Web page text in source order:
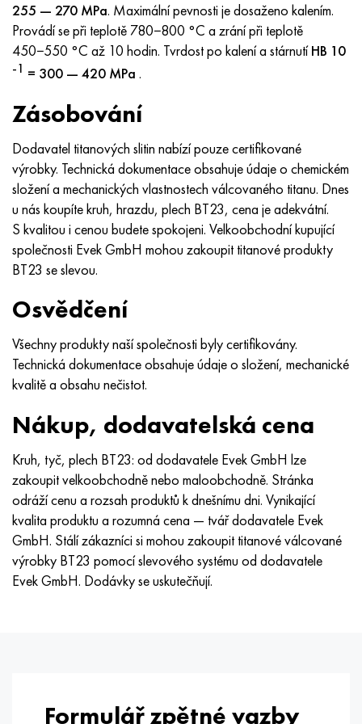
255 — 270 MPa. Maximální pevnosti je dosaženo kalením.
Provádí se při teplotě 780−800 °C a zrání při teplotě
450−550 °C až 10 hodin. Tvrdost po kalení a stárnutíHB 10
-1 = 300 — 420 MPa .
Zásobování
Dodavatel titanových slitin nabízí pouze certifikované
výrobky. Technická dokumentace obsahuje údaje o chemickém
složení a mechanických vlastnostech válcovaného titanu. Dnes
u nás koupíte kruh, hrazdu, plech BT23, cena je adekvátní.
S kvalitou i cenou budete spokojeni. Velkoobchodní kupující
společnosti Evek GmbH mohou zakoupit titanové produkty
BT23 se slevou.
Osvědčení
Všechny produkty naší společnosti byly certifikovány.
Technická dokumentace obsahuje údaje o složení, mechanické
kvalitě a obsahu nečistot.
Nákup, dodavatelská cena
Kruh, tyč, plech BT23: od dodavatele Evek GmbH lze
zakoupit velkoobchodně nebo maloobchodně. Stránka
odráží cenu a rozsah produktů k dnešnímu dni. Vynikající
kvalita produktu a rozumná cena — tvář dodavatele Evek
GmbH. Stálí zákazníci si mohou zakoupit titanové válcované
výrobky BT23 pomocí slevového systému od dodavatele
Evek GmbH. Dodávky se uskutečňují.
Formulář zpětné vazby
MP159
Multimet n155
Nicrofer 6030
Nitronik 40
Nitronik 50
Nitronic 60
Nimonic 90
Nimonic 263
Haynes 25
Haynes 188
Haynes 230
Hastelloy b2
56DGNH
68NKhVKTYu
80NM
80NMV-VI
80 NHS
81HMA
Přesná trubka
HN73MBTYu
XN70YU
XN75TBYu
XN77TYu
XN77TYUR
HN78Т
H70MFV
5B
TL5
TS-6
14 titan
SP -17
40 titan
1.4567 - AISI 304Cu
1,4570-aisi303Cu
1.4580 - AISI 316Cb
1,4597 - AISI 204Cu
Slitina 28 - 1,4563
Slitina 31 - 1,4562
AM-350 – AM-5548
AM-355 – AM-5547
Custom 450® - uns S45000
Řecký Ascoloy 418
Potrubí odolné proti korozi
15X16H2AM
18X11MNFB
20X12VNMF
20H3MMF
21NKMT
37X12N8G8MFB
45Х14Н14В2М
50X14MF
65X13
90X18MF
95 x 18
30X, AISI 5130, 30h
30hgs, 30hgs
30hgsn2a, 30hgsna
30xn2ma, 30CrNiMo8
30хн3а, 31nicr14
34khn3ma, 36NiCrMo16, 35NiCrMo16
ac35g2, 36smnpb14, 1.0765
38x2n2ma, 34CrNiMo6, 40NiCrMo7
40hn2ma, 34CrNiMo4, 36hnm
38 hodin, 37 hodin
38XA, 37Cr4, AISI 5135
38HN3MFA, 35nicrmov12-5